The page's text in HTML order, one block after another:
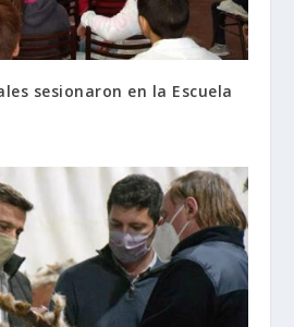
sesionaron en la Escuela